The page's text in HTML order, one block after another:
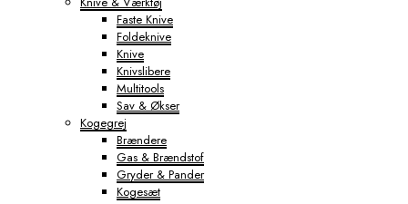
Faste Knive
Foldeknive
Knive
Knivslibere
Multitools
Sav & Økser
Kogegrej
Brændere
Gas & Brændstof
Gryder & Pander
Kogesæt